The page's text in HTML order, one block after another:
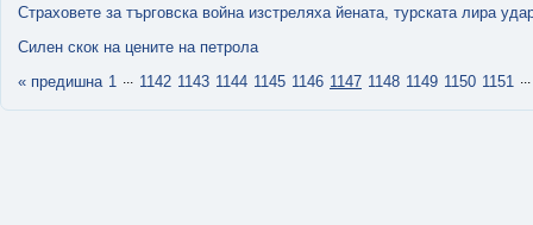
Страховете за търговска война изстреляха йената, турската лира
Силен скок на цените на петрола
« предишна 1 ... 1142 1143 1144 1145 1146 1147 1148 1149 1150 1151 ...